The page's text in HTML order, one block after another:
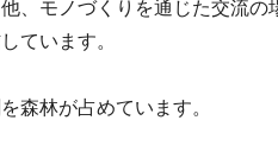
、モノづくりを通じた交流の
ています。
森林が占めています。